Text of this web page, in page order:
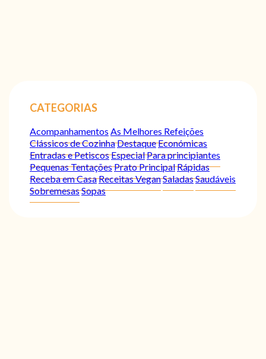
CATEGORIAS
Acompanhamentos As Melhores Refeições
Clássicos de CozinhaDestaqueEconómicas
Entradas e PetiscosEspecialPara principiantes
Pequenas TentaçõesPrato PrincipalRápidas
Receba em CasaReceitas VeganSaladasSaudáveis
SobremesasSopas